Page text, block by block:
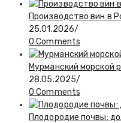
Производство вин в
25.01.2026/
0 Comments
Мурманский морской
28.05.2025/
0 Comments
Плодородие почвы: